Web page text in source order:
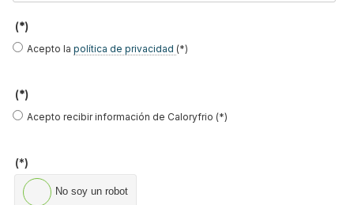
LO MÁS VISTO
(*)
Acepto la política de privacidad (*)
(*)
Acepto recibir información de Caloryfrio (*)
(*)
No soy un robot